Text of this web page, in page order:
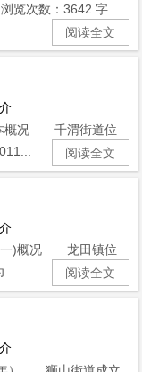
览次数：3642 字
阅读全文
概况 千渭街道位
阅读全文
一)概况 龙田镇位
...
阅读全文